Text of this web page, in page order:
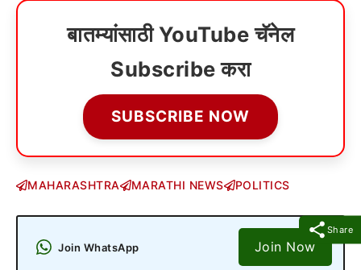
Share
बातम्यांसाठी YouTube चॅनेल
Subscribe करा
SUBSCRIBE NOW
MAHARASHTRA MARATHI NEWS POLITICS
Join WhatsApp Join Now